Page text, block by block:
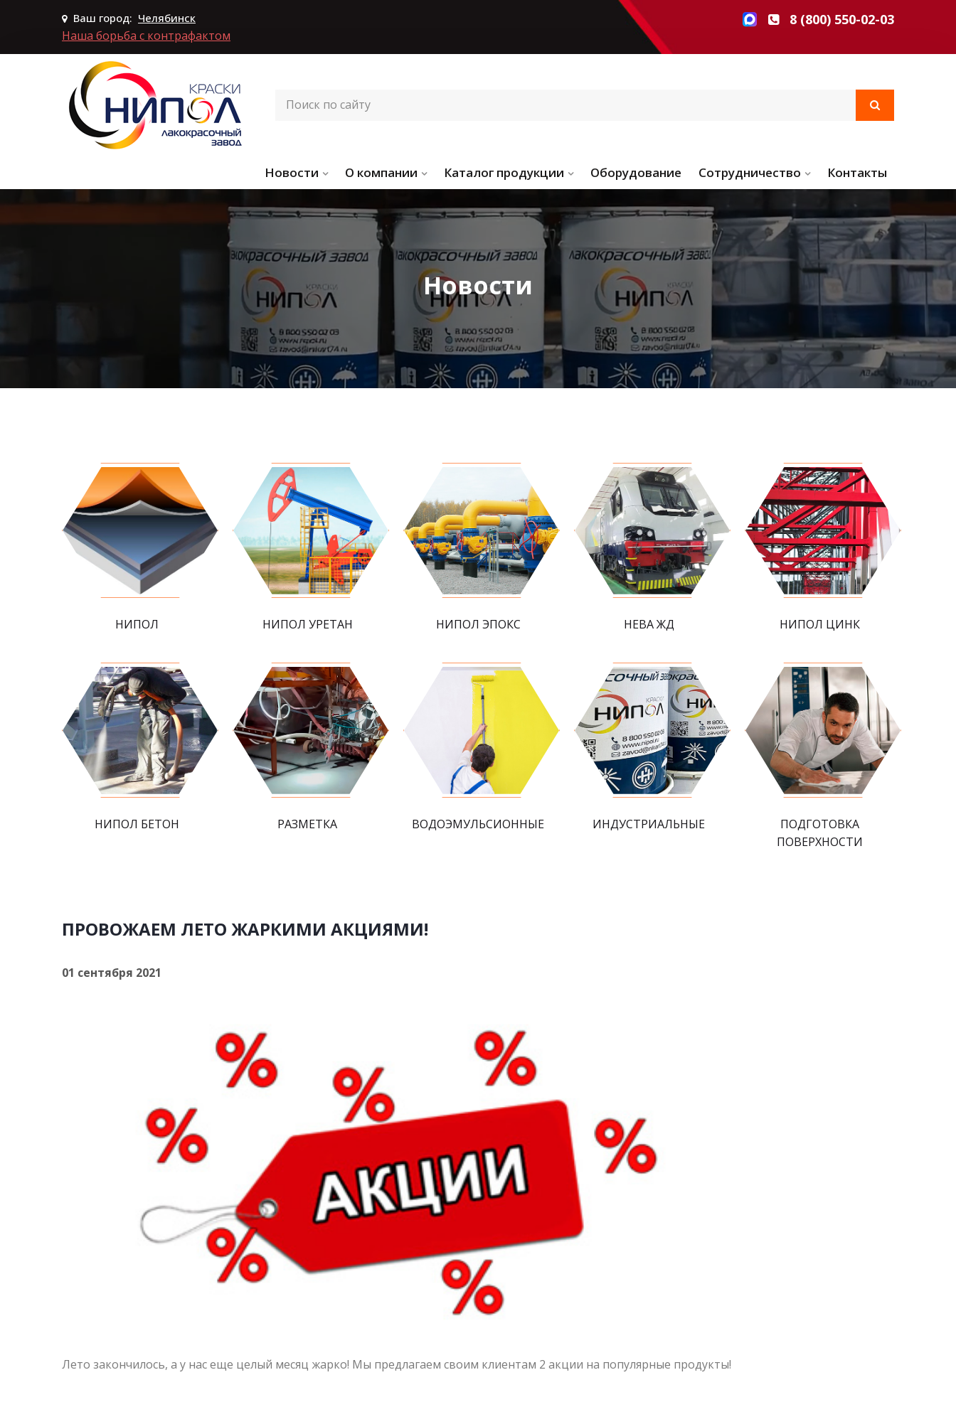
Ваш город: Челябинск
Наша борьба с контрафактом
8 (800) 550-02-03
Новости О компании Каталог продукции Оборудование Сотрудничество Контакты
Новости
НИПОЛ НИПОЛ УРЕТАН НИПОЛ ЭПОКС НЕВА ЖД НИПОЛ ЦИНК
НИПОЛ БЕТОН РАЗМЕТКА ВОДОЭМУЛЬСИОННЫЕ ИНДУСТРИАЛЬНЫЕ
ПОДГОТОВКА
ПОВЕРХНОСТИ
ПРОВОЖАЕМ ЛЕТО ЖАРКИМИ АКЦИЯМИ!
01 сентября 2021
Лето закончилось, а у нас еще целый месяц жарко! Мы предлагаем своим клиентам 2 акции на популярные продукты!